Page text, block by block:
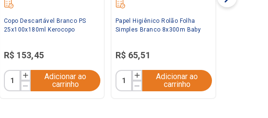
Copo Descartável Branco PS
25x100x180ml Kerocopo
R$ 153,45
Adicionar ao
carrinho
Papel Higiênico Rolão Folha
Simples Branco 8x300m Baby
R$ 65,51
Adicionar ao
carrinho